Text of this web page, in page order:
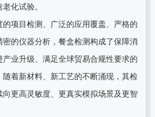
化试验。
项目检测、广泛的应用覆盖、严格的
的仪器分析，餐盒检测构成了保障消
产业升级、满足全球贸易合规性要求的
随着新材料、新工艺的不断涌现，其检
更高灵敏度、更真实模拟场景及更智